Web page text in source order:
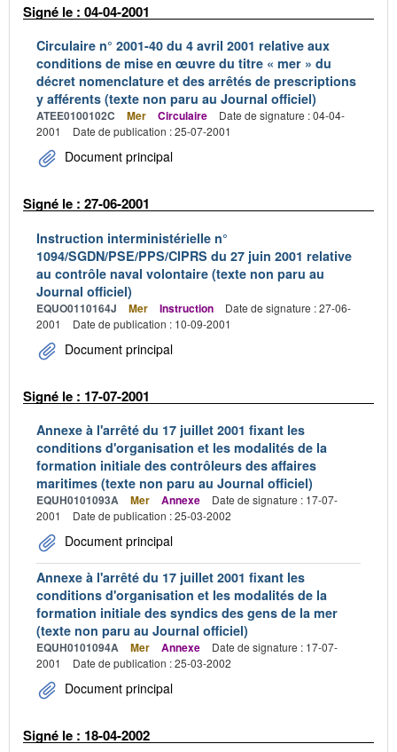
Signé le : 04-04-2001
Circulaire n° 2001-40 du 4 avril 2001 relative aux
conditions de mise en œuvre du titre « mer » du
décret nomenclature et des arrêtés de prescriptions
y afférents (texte non paru au Journal officiel)
ATEE0100102C Mer Circulaire
Date de signature : 04-04-
2001
Date de publication : 25-07-2001
Document principal
Signé le : 27-06-2001
Instruction interministérielle n°
1094/SGDN/PSE/PPS/CIPRS du 27 juin 2001 relative
au contrôle naval volontaire (texte non paru au
Journal officiel)
EQUO0110164J Mer Instruction
Date de signature : 27-06-
2001
Date de publication : 10-09-2001
Document principal
Signé le : 17-07-2001
Annexe à l'arrêté du 17 juillet 2001 fixant les
conditions d'organisation et les modalités de la
formation initiale des contrôleurs des affaires
maritimes (texte non paru au Journal officiel)
EQUH0101093A Mer Annexe
Date de signature : 17-07-
2001
Date de publication : 25-03-2002
Document principal
Annexe à l'arrêté du 17 juillet 2001 fixant les
conditions d'organisation et les modalités de la
formation initiale des syndics des gens de la mer
(texte non paru au Journal officiel)
EQUH0101094A Mer Annexe
Date de signature : 17-07-
2001
Date de publication : 25-03-2002
Document principal
Signé le : 18-04-2002